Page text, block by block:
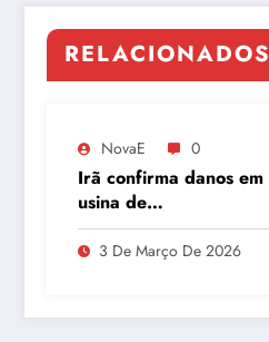
RELACIONADOS
NovaE 0
Irã confirma danos em
usina de
enriquecimento de
urânio após ataques e
quantidade de urânio
3 De Março De 2026